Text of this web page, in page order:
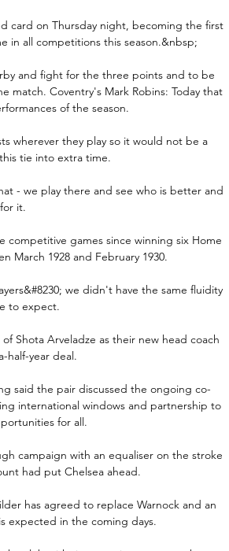
card on Thursday night, becoming the first
in all competitions this season.&nbsp;
and fight for the three points and to be
Coventry's Mark Robins: Today that
of the season.
wherever they play so it would not be a
tie into extra time.
- we play there and see who is better and
it.
competitive games since winning six Home
March 1928 and February 1930.
we didn't have the same fluidity
to expect.
Shota Arveladze as their new head coach
half-year deal.
said the pair discussed the ongoing co-
international windows and partnership to
for all.
campaign with an equaliser on the stroke
had put Chelsea ahead.
has agreed to replace Warnock and an
expected in the coming days.